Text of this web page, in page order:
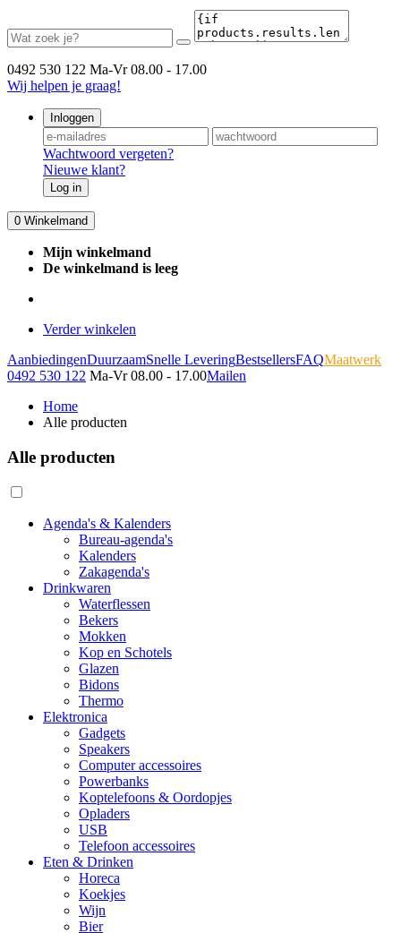
0492 530 122 Ma-Vr 08.00 - 17.00
Wij helpen je graag!
Inloggen
Wachtwoord vergeten?
Nieuwe klant?
Log in
0 Winkelmand
Mijn winkelmand
De winkelmand is leeg
Verder winkelen
AanbiedingenDuurzaamSnelle LeveringBestsellersFAQMaatwerk
0492 530 122 Ma-Vr 08.00 - 17.00Mailen
Home
Alle producten
Alle producten
Agenda's & Kalenders
Bureau-agenda's
Kalenders
Zakagenda's
Drinkwaren
Waterflessen
Bekers
Mokken
Kop en Schotels
Glazen
Bidons
Thermo
Elektronica
Gadgets
Speakers
Computer accessoires
Powerbanks
Koptelefoons & Oordopjes
Opladers
USB
Telefoon accessoires
Eten & Drinken
Horeca
Koekjes
Wijn
Bier